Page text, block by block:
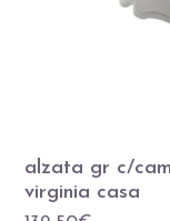
alzata gr c/
virginia casa